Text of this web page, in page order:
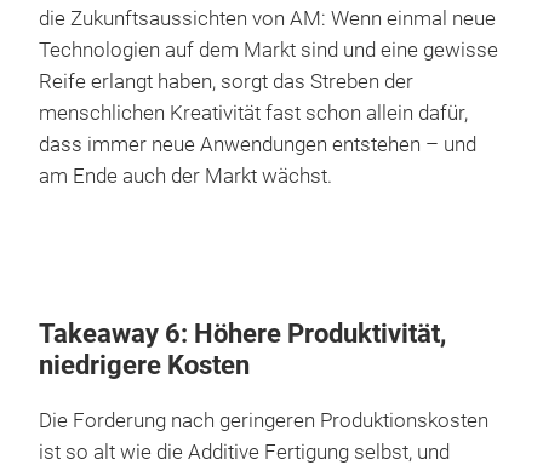
die Zukunftsaussichten von AM: Wenn einmal neue
Technologien auf dem Markt sind und eine gewisse
Reife erlangt haben, sorgt das Streben der
menschlichen Kreativität fast schon allein dafür,
dass immer neue Anwendungen entstehen – und
am Ende auch der Markt wächst.
Takeaway 6: Höhere Produktivität,
niedrigere Kosten
Die Forderung nach geringeren Produktionskosten
ist so alt wie die Additive Fertigung selbst, und